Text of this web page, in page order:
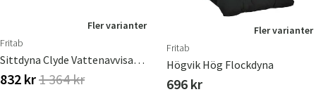
Fler varianter
Fritab
Sittdyna Clyde Vattenavvisande
832 kr1 364 kr
Fler varianter
Fritab
Högvik Hög Flockdyna
696 kr